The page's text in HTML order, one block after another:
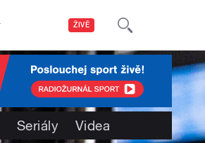
ŽIVĚ
Seriály Videa